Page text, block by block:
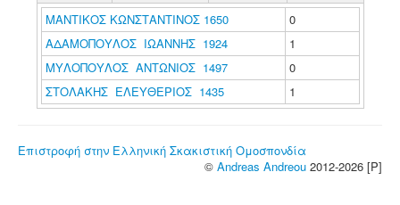
ΜΑΝΤΙΚΟΣ ΚΩΝΣΤΑΝΤΙΝΟΣ 1650
0
ΑΔΑΜΟΠΟΥΛΟΣ ΙΩΑΝΝΗΣ 1924
1
ΜΥΛΟΠΟΥΛΟΣ ΑΝΤΩΝΙΟΣ 1497
0
ΣΤΟΛΑΚΗΣ ΕΛΕΥΘΕΡΙΟΣ 1435
1
Επιστροφή στην Ελληνική Σκακιστική Ομοσπονδία
© Andreas Andreou 2012-2026 [P]